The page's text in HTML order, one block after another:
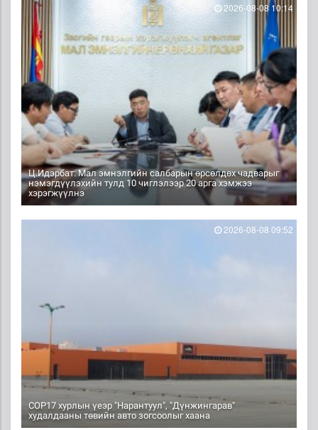
Ц.Идэрбат: Мал эмнэлгийн салбарын өрсөлдөх чадварыг
нэмэгдүүлэхийн тулд 10 чиглэлээр 20 арга хэмжээ
хэрэгжүүлнэ
2026-08-08 10:14
COP17 хурлын үеэр "Нарантуул", "Дүнжингарав"
худалдааны төвийн авто зогсоолыг хаана
2026-08-08 09:52